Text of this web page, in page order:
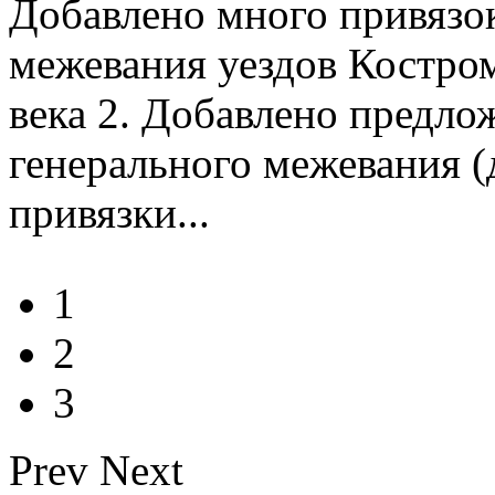
Добавлено много
межевания уездов
века 2. Добавлено
генерального межевания
привязки...
1
2
3
Prev Next